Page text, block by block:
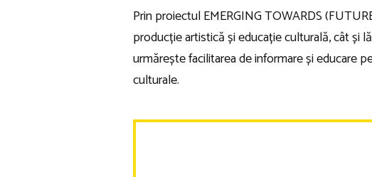
Prin proiectul EMERGING TOWARDS
producție artistică și educație culturală, cât și
urmărește facilitarea de informare și educare
culturale.